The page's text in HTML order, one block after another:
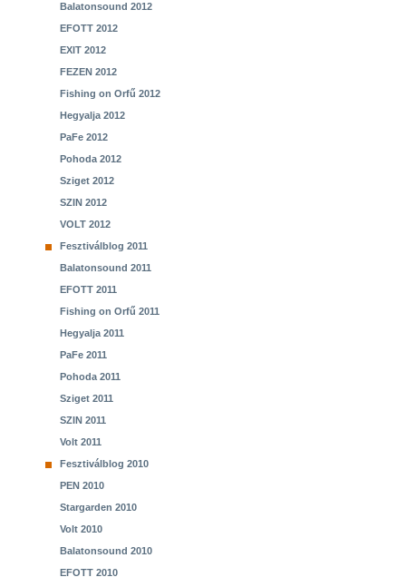
Balatonsound 2012
EFOTT 2012
EXIT 2012
FEZEN 2012
Fishing on Orfű 2012
Hegyalja 2012
PaFe 2012
Pohoda 2012
Sziget 2012
SZIN 2012
VOLT 2012
Fesztiválblog 2011
Balatonsound 2011
EFOTT 2011
Fishing on Orfű 2011
Hegyalja 2011
PaFe 2011
Pohoda 2011
Sziget 2011
SZIN 2011
Volt 2011
Fesztiválblog 2010
PEN 2010
Stargarden 2010
Volt 2010
Balatonsound 2010
EFOTT 2010